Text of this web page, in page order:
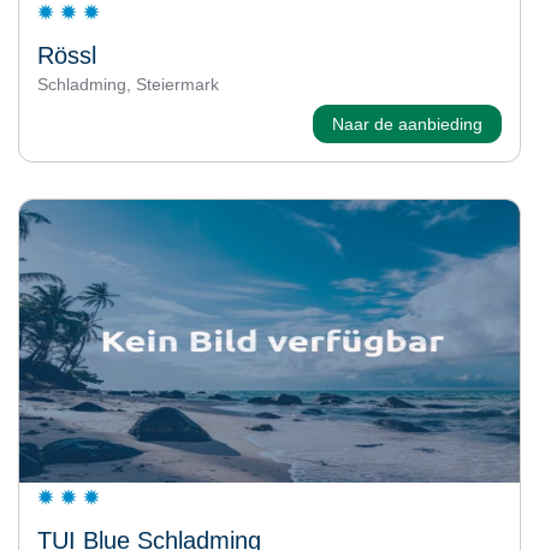
Rössl
Schladming, Steiermark
Naar de aanbieding
TUI Blue Schladming